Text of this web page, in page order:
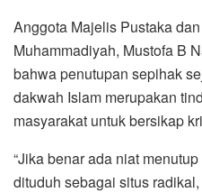
Anggota Majelis Pustaka
Muhammadiyah, Mustofa B
bahwa penutupan sepihak
dakwah Islam merupakan
masyarakat untuk bersikap
“Jika benar ada niat
dituduh sebagai situs